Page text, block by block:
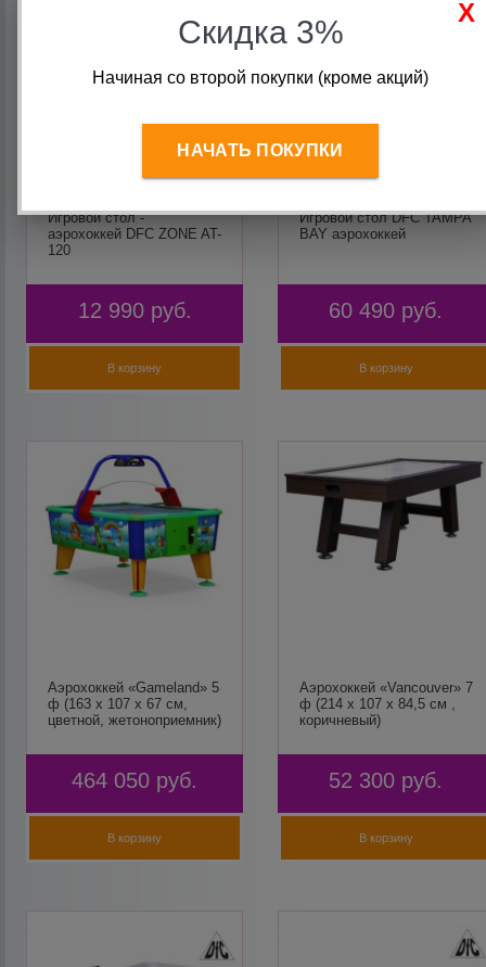
Игровой стол -
аэрохоккей DFC ZONE AT-
120
12 990 руб.
В корзину
Игровой стол DFC TAMPA
BAY аэрохоккей
60 490 руб.
В корзину
Аэрохоккей «Gameland» 5
ф (163 х 107 х 67 см,
цветной, жетоноприемник)
464 050 руб.
В корзину
Аэрохоккей «Vancouver» 7
ф (214 х 107 х 84,5 см ,
коричневый)
52 300 руб.
В корзину
Скидка 3%
Начиная со второй покупки (кроме акций)
НАЧАТЬ ПОКУПКИ